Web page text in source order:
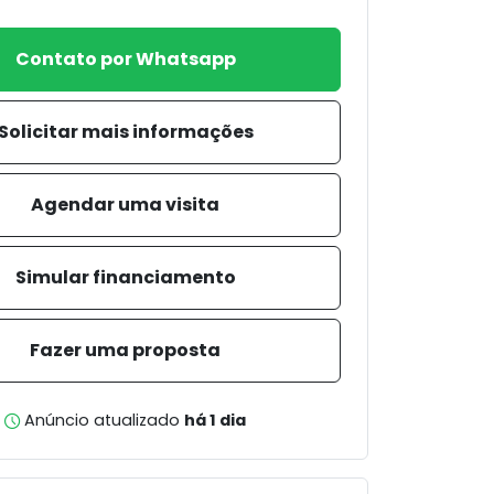
Contato por Whatsapp
Solicitar mais informações
Agendar uma visita
Simular financiamento
Fazer uma proposta
Anúncio atualizado há 1 dia